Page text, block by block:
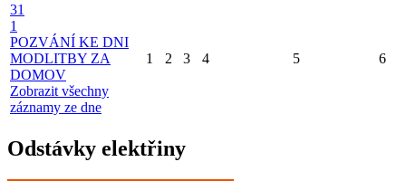
31
1
POZVÁNÍ KE DNI
MODLITBY ZA
DOMOV
Zobrazit všechny
záznamy ze dne
1 2 3 4 5 6
Odstávky elektřiny